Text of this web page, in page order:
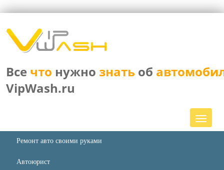
Все что нужно знать об
VipWash.ru
Ремонт авто своими руками
Автоюрист